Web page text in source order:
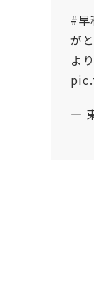
#早
が
よ
—